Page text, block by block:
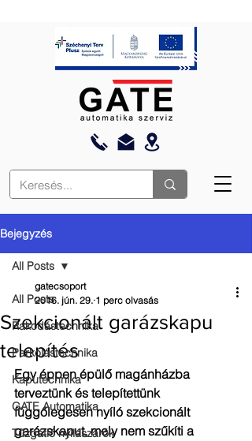
Bejegyzés
All Posts
Rakodástechnika
Parkolástechnika
Kaputechnika
GATE Automatika
Tűzgátló nyílászárók
All Posts
Szekcionált garázskapu
telepítés
gatecsoport
2016. jún. 29. 1 perc olvasás
Egy éppen épülő magánházba
terveztünk és telepítettünk
függőlegesen nyíló szekcionált
garázskaput, mely nem szűkíti a